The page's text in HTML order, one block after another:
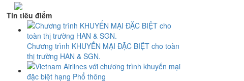
Tin tiêu điểm
Chương trình KHUYẾN MẠI ĐẶC BIỆT cho toàn
thị trường HAN & SGN.